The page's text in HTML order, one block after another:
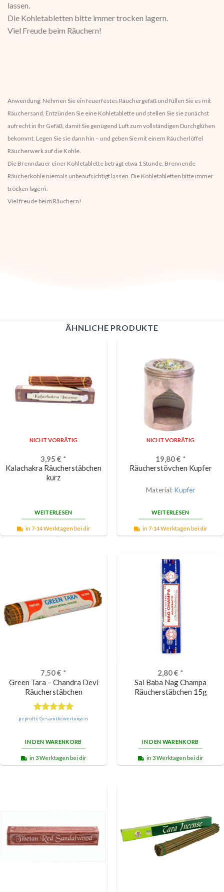
lassen.
Die Kohletabletten bitte immer trocken lagern.
Viel Freude beim Räuchern!
Anwendung: Nehmen Sie ein feuerfestes Räuchergefäß und füllen Sie es mit
Räuchersand. Entzünden Sie eine Kohletablette und stellen Sie sie zunächst
aufrecht in Ihr Gefäß, damit Sie genügend Luft zum vollständigen Durchglühen
bekommt. Legen Sie sie dann hin – und geben Sie mit einem Räucherlöffel
Räucherwerk auf die Kohle.
Die Brenndauer einer Kohletablette beträgt etwa 1 Stunde. Brennende
Räucherkohle niemals unbeaufsichtigt lassen. Die Kohletabletten bitte immer
trocken lagern.
Viel freude beim Räuchern!
ÄHNLICHE PRODUKTE
NICHT VORRÄTIG
3,95 € *
Kalachakra Räucherstäbchen
kurz
WEITERLESEN
in 7-14 Werktagen bei dir
NICHT VORRÄTIG
19,80€ *
Räucherstövchen Kupfer
Material: Kupfer
WEITERLESEN
in 7-14 Werktagen bei dir
7,50€ *
Green Tara – Chandra Devi
Räucherstäbchen
Bewertet
geprüfte Gesamtbewertungen
IN DEN WARENKORB
in 3 Werktagen bei dir
2,80€ *
Sai Baba Nag Champa
Räucherstäbchen 15g
IN DEN WARENKORB
in 3 Werktagen bei dir